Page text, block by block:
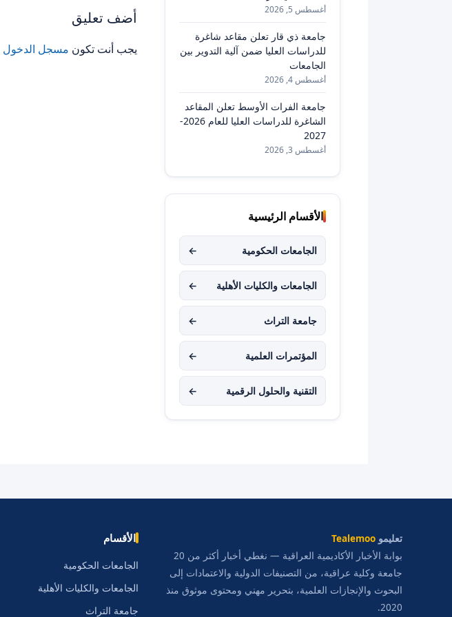
أضف تعليق
يجب أنت تكون مسجل الدخول
أغسطس 5, 2026
جامعة ذي قار تعلن مقاعد شاغرة
للدراسات العليا ضمن آلية التدوير بين
الجامعات
أغسطس 4, 2026
جامعة الفرات الأوسط تعلن المقاعد
الشاغرة للدراسات العليا للعام 2026-
2027
أغسطس 3, 2026
الأقسام الرئيسية
الجامعات الحكومية ←
الجامعات والكليات الأهلية ←
جامعة التراث ←
المؤتمرات العلمية ←
التقنية والحلول الرقمية ←
تعليمو Tealemoo
بوابة الأخبار الأكاديمية العراقية — نغطي أخبار أكثر من 20
جامعة وكلية عراقية، من التصنيفات الدولية والاعتمادات إلى
البحوث والإنجازات العلمية، بتحرير مهني ومحتوى موثوق منذ
2020.
الأقسام
الجامعات الحكومية
الجامعات والكليات الأهلية
جامعة التراث